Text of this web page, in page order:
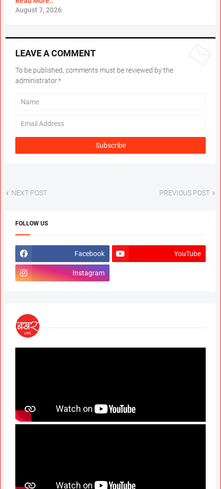
August 7, 2026
LEAVE A COMMENT
To be published, comments must be reviewed by the
administrator.*
NEXT POST PREVIOUS POST
FOLLOW US
Facebook YouTube
Instagram